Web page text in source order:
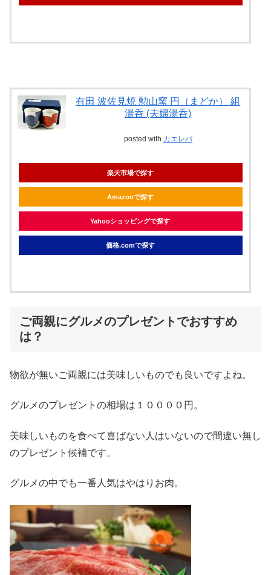
有田 波佐見焼 勲山窯 円（まどか） 組
湯呑 (夫婦湯呑)
posted with カエレバ
楽天市場で探す
Amazonで探す
Yahooショッピングで探す
価格.comで探す
ご両親にグルメのプレゼントでおすすめ
は？
物欲が無いご両親には美味しいものでも良いですよね。
グルメのプレゼントの相場は１００００円。
美味しいものを食べて喜ばない人はいないので間違い無し
のプレゼント候補です。
グルメの中でも一番人気はやはりお肉。